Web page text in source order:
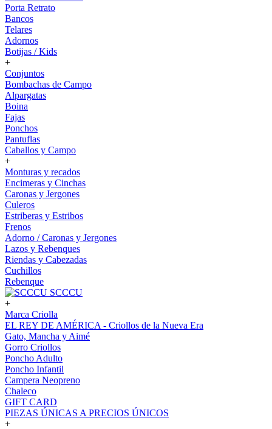
Porta Retrato
Bancos
Telares
Adornos
Botijas / Kids
+
Conjuntos
Bombachas de Campo
Alpargatas
Boina
Fajas
Ponchos
Pantuflas
Caballos y Campo
+
Monturas y recados
Encimeras y Cinchas
Caronas y Jergones
Culeros
Estriberas y Estribos
Frenos
Adorno / Caronas y Jergones
Lazos y Rebenques
Riendas y Cabezadas
Cuchillos
Rebenque
SCCCU
+
Marca Criolla
EL REY DE AMÉRICA - Criollos de la Nueva Era
Gato, Mancha y Aimé
Gorro Criollos
Poncho Adulto
Poncho Infantil
Campera Neopreno
Chaleco
GIFT CARD
PIEZAS ÚNICAS A PRECIOS ÚNICOS
+